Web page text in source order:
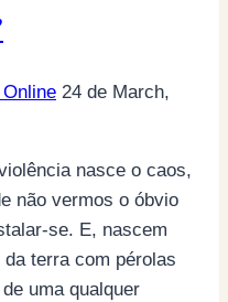
24 de March,
nasce o caos,
não vermos o óbvio
se. E, nascem
terra com pérolas
uma qualquer